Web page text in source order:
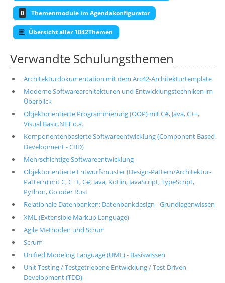
0 Themenmodule im Agendakonfigurator
Übersicht aller 1042Themen
Verwandte Schulungsthemen
Architekturdokumentation mit dem Arc42-Architekturtemplate
Moderne Softwarearchitekturen und Entwicklungstechniken im
Überblick
Objektorientierte Programmierung (OOP) mit C#, Java, C++,
Visual Basic.NET o.ä.
Komponentenbasierte Softwareentwicklung (Component Based
Development - CBD)
Mehrschichtige Softwareentwicklung
Objektorientierte Entwurfsmuster (Design-Pattern/Architektur-
Pattern) mit C, C++, C#, Java, Kotlin, JavaScript, TypeScript,
Python, Go oder Rust
Relationale Datenbanken: Datenbankdesign - Grundlagenwissen
XML (Extensible Markup Language)
Agile Methoden und Scrum
Scrum
Unified Modeling Language (UML) - Basiswissen
Unit Testing / Testgetriebene Entwicklung / Test Driven
Development (TDD)